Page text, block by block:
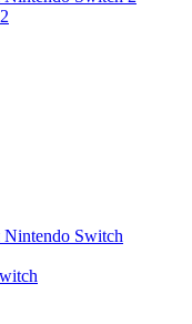
Switch